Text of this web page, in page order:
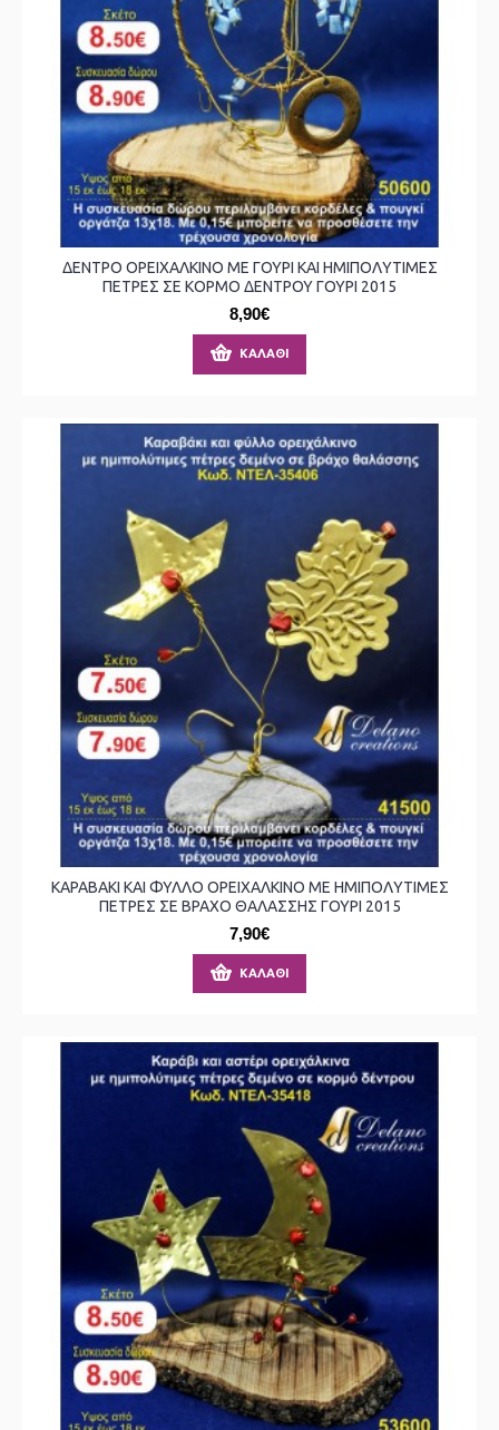
ΔΕΝΤΡΟ ΟΡΕΙΧΑΛΚΙΝΟ ΜΕ ΓΟΥΡΙ ΚΑΙ ΗΜΙΠΟΛΥΤΙΜΕΣ
ΠΕΤΡΕΣ ΣΕ ΚΟΡΜΟ ΔΕΝΤΡΟΥ ΓΟΥΡΙ 2015
8,90€
ΚΑΛΆΘΙ
ΚΑΡΑΒΑΚΙ ΚΑΙ ΦΥΛΛΟ ΟΡΕΙΧΑΛΚΙΝΟ ΜΕ ΗΜΙΠΟΛΥΤΙΜΕΣ
ΠΕΤΡΕΣ ΣΕ ΒΡΑΧΟ ΘΑΛΑΣΣΗΣ ΓΟΥΡΙ 2015
7,90€
ΚΑΛΆΘΙ